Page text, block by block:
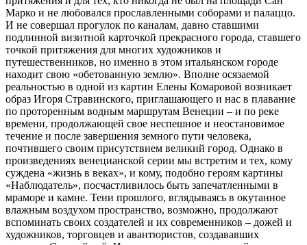
Марко и не любовался прославленными соборами и палаццо.
И не совершал прогулок по каналам, давно ставшими
подлинной визитной карточкой прекрасного города, ставшего
точкой притяжения для многих художников и
путешественников, но именно в этом итальянском городе
находит свою «обетованную землю». Вполне осязаемой
реальностью в одной из картин Елены Комаровой возникает
образ Игоря Стравинского, приглашающего и нас в плавание
по проторенным водным маршрутам Венеции – и по реке
времени, продолжающей свое неспешное и неостановимое
течение и после завершения земного пути человека,
почтившего своим присутствием великий город. Однако в
произведениях венецианской серии мы встретим и тех, кому
суждена «жизнь в веках», и кому, подобно героям картины
«Наблюдатель», посчастливилось быть запечатленными в
мраморе и камне. Тени прошлого, вглядываясь в окутанное
влажным воздухом пространство, возможно, продолжают
вспоминать своих создателей и их современников – дожей и
художников, торговцев и авантюристов, создававших